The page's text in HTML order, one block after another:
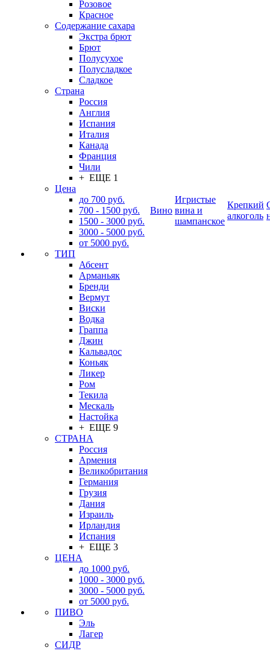
Розовое
Красное
Содержание сахара
Экстра брют
Брют
Полусухое
Полусладкое
Сладкое
Страна
Россия
Англия
Испания
Италия
Канада
Франция
Чили
+ ЕЩЕ 1
Цена
до 700 руб.
700 - 1500 руб.
1500 - 3000 руб.
3000 - 5000 руб.
от 5000 руб.
ТИП
Абсент
Арманьяк
Бренди
Вермут
Виски
Водка
Граппа
Джин
Кальвадос
Коньяк
Ликер
Ром
Текила
Мескаль
Настойка
+ ЕЩЕ 9
СТРАНА
Россия
Армения
Великобритания
Германия
Грузия
Дания
Израиль
Ирландия
Испания
+ ЕЩЕ 3
ЦЕНА
до 1000 руб.
1000 - 3000 руб.
3000 - 5000 руб.
от 5000 руб.
ПИВО
Эль
Лагер
СИДР
Вино
Игристые
вина и
шампанское
Крепкий
алкоголь